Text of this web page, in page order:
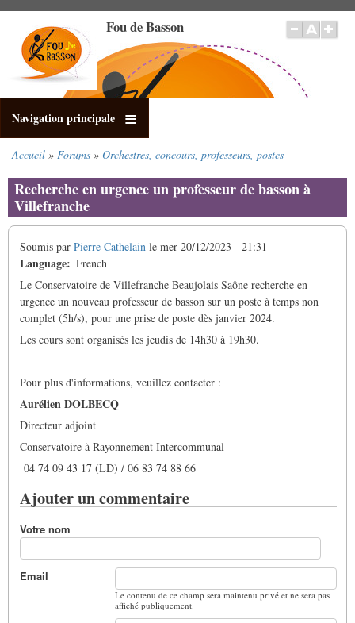
contenu
principal
Fou de Basson
Navigation principale
d'Ariane
Accueil Forums Orchestres, concours, professeurs, postes
Recherche en urgence un professeur de basson à
Villefranche
Soumis par Pierre Cathelain le mer 20/12/2023 - 21:31
Language
French
Le Conservatoire de Villefranche Beaujolais Saône recherche en
urgence un nouveau professeur de basson sur un poste à temps non
complet (5h/s), pour une prise de poste dès janvier 2024.
Les cours sont organisés les jeudis de 14h30 à 19h30.
Pour plus d'informations, veuillez contacter :
Aurélien DOLBECQ
Directeur adjoint
Conservatoire à Rayonnement Intercommunal
04 74 09 43 17 (LD) / 06 83 74 88 66
Ajouter un commentaire
Votre nom
Email
Le contenu de ce champ sera maintenu privé et ne sera pas
affiché publiquement.